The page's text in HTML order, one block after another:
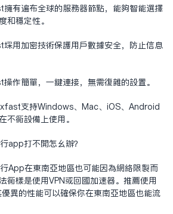
有遍布全球的服务器节点，能够智能选择
和稳定性。
用加密技术保护用户数据安全，防止信息
作简单，一键连接，无需复杂的设置。
支持Windows、Mac、iOS、Android
不同设备上使用。
app打不开怎么办？
App在东南亚地区也可能因为网络限制而
同样是使用VPN或回国加速器。推荐使用
异的性能可以确保你在东南亚地区也能流